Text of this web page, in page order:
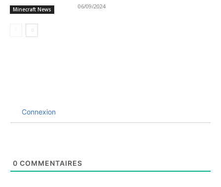
Minecraft News 06/09/2024
Connexion
0 COMMENTAIRES